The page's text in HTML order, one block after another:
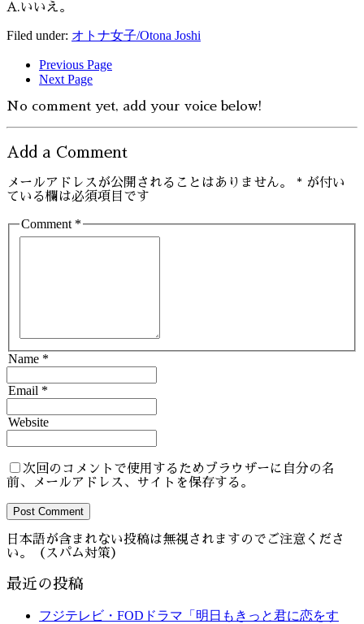
A.いいえ。
Filed under: オトナ女子/Otona Joshi
Previous Page
Next Page
No comment yet, add your voice below!
Add a Comment
メールアドレスが公開されることはありません。 * が付い
ている欄は必須項目です
Comment *
Name *
Email *
Website
次回のコメントで使用するためブラウザーに自分の名
前、メールアドレス、サイトを保存する。
Post Comment
日本語が含まれない投稿は無視されますのでご注意くださ
い。（スパム対策）
最近の投稿
フジテレビ・FODドラマ「明日もきっと君に恋をす